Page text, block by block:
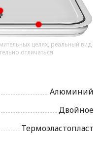
целях, реальный вид
отличаться
Алюминий
Двойное
Термоэластопласт